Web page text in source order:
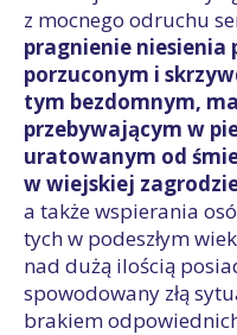
z mocnego odruchu
pragnienie niesienia
porzuconym i
tym bezdomnym,
przebywającym w
uratowanym od
w wiejskiej
a także wspierania
tych w podeszłym
nad dużą ilością
spowodowany złą
brakiem